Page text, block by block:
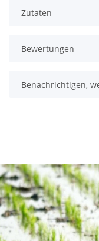
Zutaten
Bewertungen
Benachrichtigen,